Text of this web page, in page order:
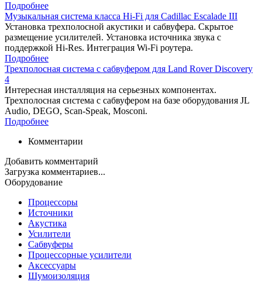
Подробнее
Музыкальная система класса Hi-Fi для Cadillac Escalade III
Установка трехполосной акустики и сабвуфера. Скрытое
размещение усилителей. Установка источника звука с
поддержкой Hi-Res. Интеграция Wi-Fi роутера.
Подробнее
Трехполосная система с сабвуфером для Land Rover Discovery
4
Интересная инсталляция на серьезных компонентах.
Трехполосная система с сабвуфером на базе оборудования JL
Audio, DEGO, Scan-Speak, Mosconi.
Подробнее
Комментарии
Добавить комментарий
Загрузка комментариев...
Оборудование
Процессоры
Источники
Акустика
Усилители
Сабвуферы
Процессорные усилители
Аксессуары
Шумоизоляция